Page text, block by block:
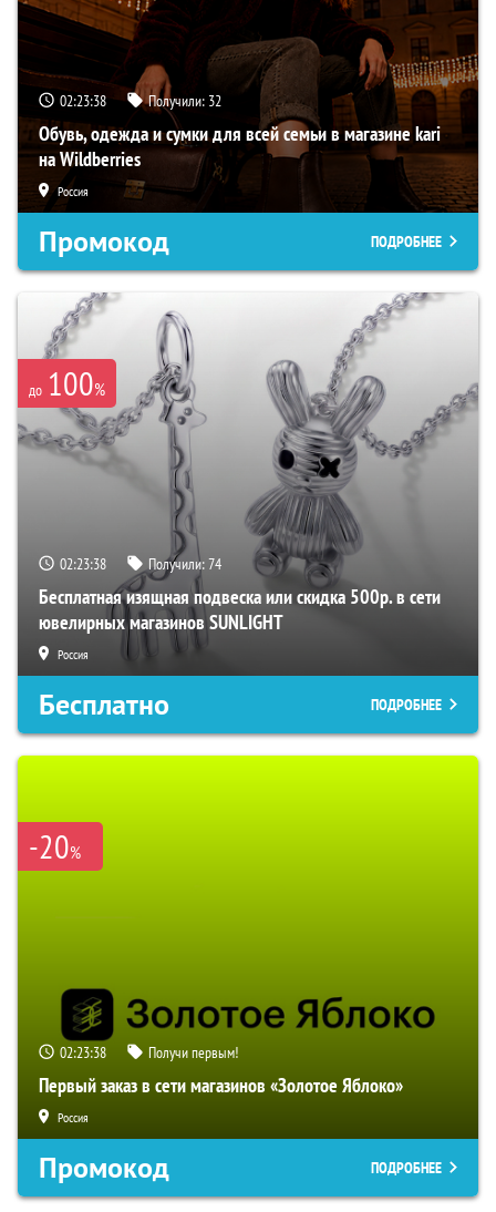
02:23:37 Получили: 32
Обувь, одежда и сумки для всей семьи в магазине kari
на Wildberries
Россия
Промокод ПОДРОБНЕЕ
до 100%
02:23:37 Получили:74
Бесплатная изящная подвеска или скидка 500р. в сети
ювелирных магазинов SUNLIGHT
Россия
Бесплатно ПОДРОБНЕЕ
-20%
02:23:37 Получи первым!
Первый заказ в сети магазинов «Золотое Яблоко»
Россия
Промокод ПОДРОБНЕЕ